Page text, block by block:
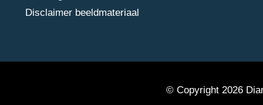
Disclaimer beeldmateriaal
© Copyright 2026